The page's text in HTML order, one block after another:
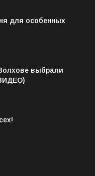
для особенных
выбрали